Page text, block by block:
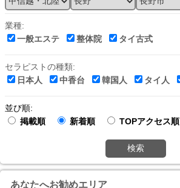
業種:
一般エステ
整体院 タイ古式
セラピストの種類:
日本人
中香台 韓国人 タイ人
並び順:
掲載順
新着順 TOPアクセス順
検索
あなたへお勧めエリア